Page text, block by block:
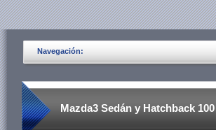
Navegación:
Mazda3 Sedán y Hatchback